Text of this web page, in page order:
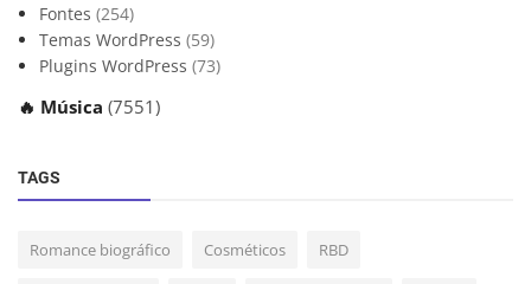
Fontes (254)
Temas WordPress (59)
Plugins WordPress (73)
🔥 Música (7551)
TAGS
Romance biográfico Cosméticos RBD